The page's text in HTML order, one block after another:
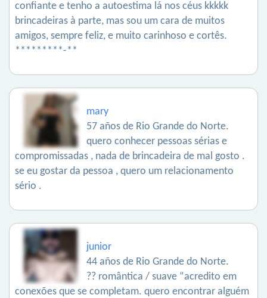
confiante e tenho a autoestima lá nos céus kkkkk
brincadeiras à parte, mas sou um cara de muitos
amigos, sempre feliz, e muito carinhoso e cortês.
*********-**
mary
57 años de Rio Grande do Norte.
quero conhecer pessoas sérias e
compromissadas , nada de brincadeira de mal gosto .
se eu gostar da pessoa , quero um relacionamento
sério .
junior
44 años de Rio Grande do Norte.
?? romântica / suave “acredito em
conexões que se completam. quero encontrar alguém